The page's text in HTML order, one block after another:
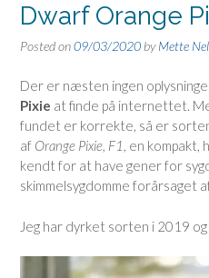
Dwarf Orange
Posted on09/03/2020 byMette
Der er næsten ingen
Pixie at finde på internettet.
fundet er korrekte, så er
af Orange Pixie, F1, en kompakt,
kendt for at have gener for
skimmelsygdomme forårsaget
Jeg har dyrket sorten i 2019